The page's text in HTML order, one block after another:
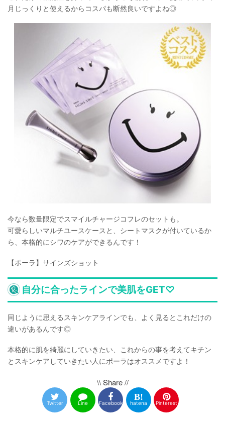
月じっくりと使えるからコスパも断然良いですよね◎
今なら数量限定でスマイルチャージコフレのセットも。
可愛らしいマルチユースケースと、シートマスクが付いているか
ら、本格的にシワのケアができるんです！
【ポーラ】サインズショット
自分に合ったラインで美肌をGET♡
同じように思えるスキンケアラインでも、よく見るとこれだけの
違いがあるんです◎
本格的に肌を綺麗にしていきたい、これからの事を考えてキチン
とスキンケアしていきたい人にポーラはオススメですよ！
\\ Share //
Twitter Line Facebook hatena Pinterest